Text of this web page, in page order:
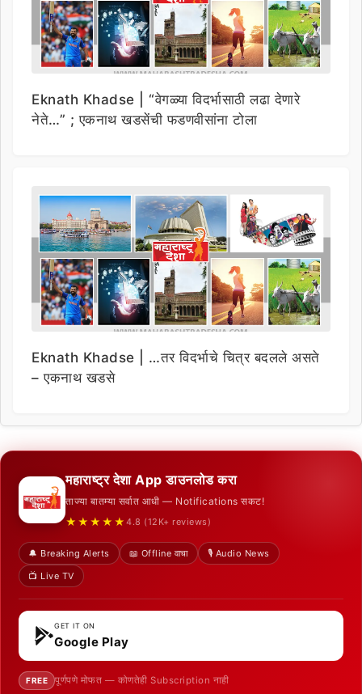
Eknath Khadse | “वेगळ्या विदर्भासाठी लढा देणारे
नेते…” ; एकनाथ खडसेंची फडणवीसांना टोला
Eknath Khadse | …तर विदर्भाचे चित्र बदलले असते
– एकनाथ खडसे
महाराष्ट्र देशा App डाउनलोड करा
ताज्या बातम्या सर्वात आधी — Notifications सकट!
★★★★★ 4.8 (12K+ reviews)
🔔 Breaking Alerts 📖 Offline वाचा
🎙️ Audio News
📺 Live TV
GET IT ON
Google Play
FREE पूर्णपणे मोफत — कोणतेही Subscription नाही